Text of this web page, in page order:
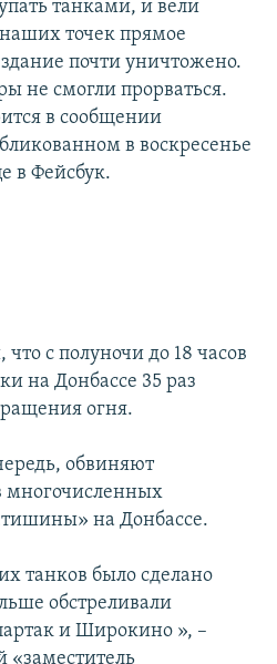
танками, и вели
точек прямое
почти уничтожено.
не смогли прорваться.
в сообщении
в воскресенье
в Фейсбук.
с полуночи до 18 часов
на Донбассе 35 раз
огня.
обвиняют
многочисленных
на Донбассе.
танков было сделано
обстреливали
и Широкино », –
«заместитель